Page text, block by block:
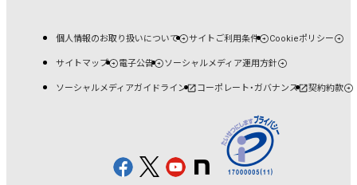
個人情報のお取り扱いについて サイトご利用条件 Cookieポリシー
サイトマップ 電子公告 ソーシャルメディア運用方針
ソーシャルメディアガイドライン コーポレート・ガバナンス 契約約款